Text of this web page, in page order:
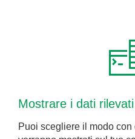
Mostrare i dati
Puoi scegliere il modo con